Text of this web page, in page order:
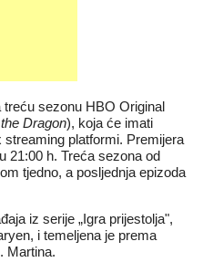
sezonu HBO Original
Dragon), koja će imati
streaming platformi. Premijera
21:00 h. Treća sezona od
tjedno, a posljednja epizoda
iz serije „Igra prijestolja",
i temeljena je prema
Martina.